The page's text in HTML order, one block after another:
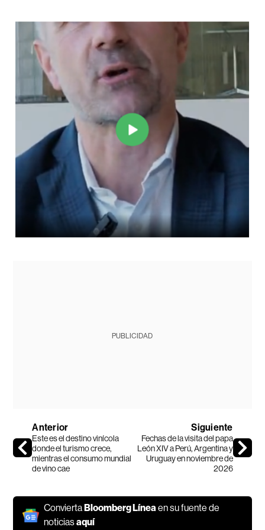
PUBLICIDAD
Anterior
Este es el destino vinícola
donde el turismo crece,
mientras el consumo mundial
de vino cae
Siguiente
Fechas de la visita del papa
León XIV a Perú, Argentina y
Uruguay en noviembre de
2026
Convierta Bloomberg Líneaen su fuente de
noticiasaquí